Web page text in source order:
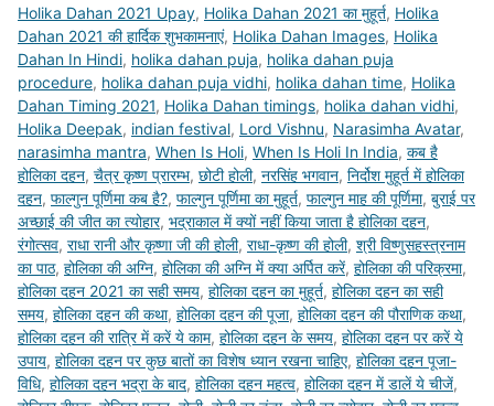
Holika Dahan 2021 Upay, Holika Dahan 2021 का मुहूर्त, Holika
Dahan 2021 की हार्दिक शुभकामनाएं, Holika Dahan Images, Holika
Dahan In Hindi, holika dahan puja, holika dahan puja
procedure, holika dahan puja vidhi, holika dahan time, Holika
Dahan Timing 2021, Holika Dahan timings, holika dahan vidhi,
Holika Deepak, indian festival, Lord Vishnu, Narasimha Avatar,
narasimha mantra, When Is Holi, When Is Holi In India, कब है
होलिका दहन, चैत्र कृष्ण प्रारम्भ, छोटी होली, नरसिंह भगवान, निर्दोश मुहूर्त में होलिका
दहन, फाल्गुन पूर्णिमा कब है?, फाल्गुन पूर्णिमा का मुहूर्त, फाल्गुन माह की पूर्णिमा, बुराई पर
अच्छाई की जीत का त्योहार, भद्राकाल में क्यों नहीं किया जाता है होलिका दहन,
रंगोत्सव, राधा रानी और कृष्णा जी की होली, राधा-कृष्ण की होली, श्री विष्णुसहस्त्रनाम
का पाठ, होलिका की अग्नि, होलिका की अग्नि में क्या अर्पित करें, होलिका की परिक्रमा,
होलिका दहन 2021 का सही समय, होलिका दहन का मुहूर्त, होलिका दहन का सही
समय, होलिका दहन की कथा, होलिका दहन की पूजा, होलिका दहन की पौराणिक कथा,
होलिका दहन की रात्रि में करें ये काम, होलिका दहन के समय, होलिका दहन पर करें ये
उपाय, होलिका दहन पर कुछ बातों का विशेष ध्यान रखना चाहिए, होलिका दहन पूजा-
विधि, होलिका दहन भद्रा के बाद, होलिका दहन महत्व, होलिका दहन में डालें ये चीजें,